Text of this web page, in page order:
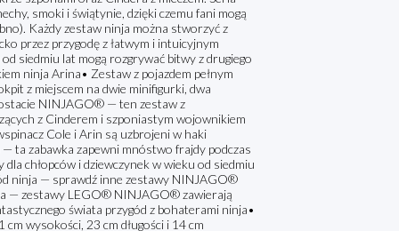
smoki i świątynie, dzięki czemu fani mogą
Każdy zestaw ninja można stworzyć z
przez przygodę z łatwym i intuicyjnym
siedmiu lat mogą rozgrywać bitwy z drugiego
ninja Arina• Zestaw z pojazdem pełnym
z miejscem na dwie minifigurki, dwa
NINJAGO® — ten zestaw z
z Cinderem i szponiastym wojownikiem
Cole i Arin są uzbrojeni w haki
ta zabawka zapewni mnóstwo frajdy podczas
chłopców i dziewczynek w wieku od siedmiu
ninja — sprawdź inne zestawy NINJAGO®
— zestawy LEGO® NINJAGO® zawierają
świata przygód z bohaterami ninja•
wysokości, 23 cm długości i 14 cm